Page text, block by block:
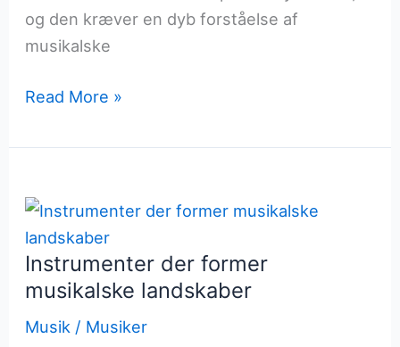
og den kræver en dyb forståelse af
musikalske
Kompositionens
Fra
til
færdigt
værk
Read More »
Instrumenter der former
musikalske landskaber
Musik / Musiker